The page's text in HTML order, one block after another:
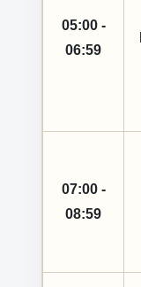
05:00 -
06:59
07:00 -
08:59